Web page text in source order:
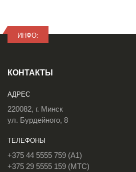
ИНФО:
КОНТАКТЫ
АДРЕС
220082, г. Минск
ул. Бурдейного, 8
ТЕЛЕФОНЫ
+375 44 5555 759 (A1)
+375 29 5555 159 (МТС)